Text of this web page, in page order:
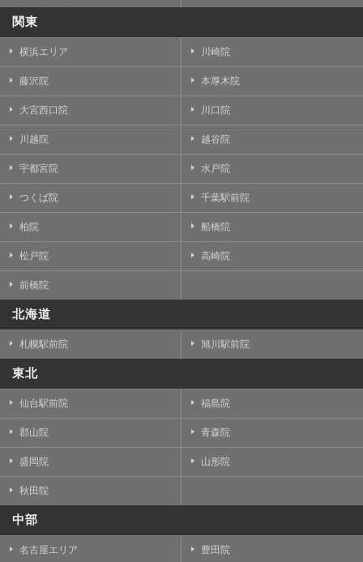
関東
横浜エリア 川崎院
藤沢院 本厚木院
大宮西口院 川口院
川越院 越谷院
宇都宮院 水戸院
つくば院 千葉駅前院
柏院 船橋院
松戸院 高崎院
前橋院
北海道
札幌駅前院 旭川駅前院
東北
仙台駅前院 福島院
郡山院 青森院
盛岡院 山形院
秋田院
中部
名古屋エリア 豊田院